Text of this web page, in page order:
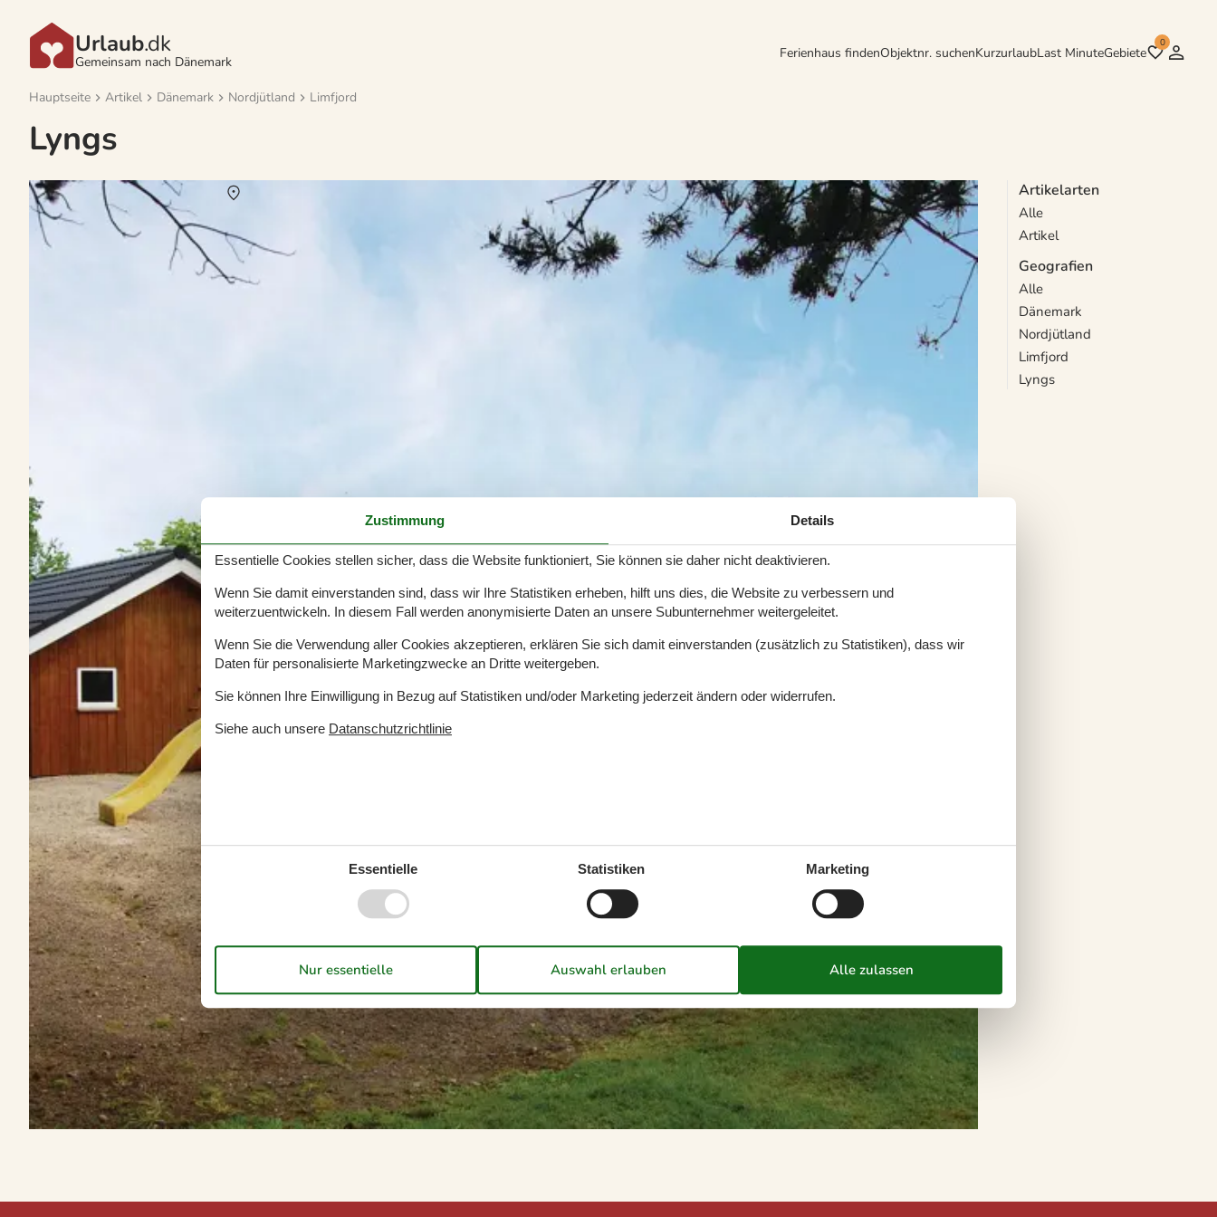
Urlaub.dk
Gemeinsam nach Dänemark
Ferienhaus findenObjektnr. suchenKurzurlaubLast MinuteGebiete
0
Hauptseite Artikel Dänemark Nordjütland Limfjord
Lyngs
Vermietung von Ferienhäuser Lyngs
Auf der Landzunge Thyholm im Limfjord präsentiert sich Lyngs als familienfreundlicher Urlaubsort. Von Wasser umgeben präsentiert sich die Halbinsel Thyholm als
perfektes Reiseziel für Naturliebhaber. Eine wildromantische Küste und herrliche Naturlandschaften laden zu Outdooraktivitäten ein.
Artikelarten
Alle
Artikel
Geografien
Alle
Dänemark
Nordjütland
Limfjord
Lyngs
Zustimmung Details
Essentielle Cookies stellen sicher, dass die Website funktioniert, Sie können sie daher nicht deaktivieren.
Wenn Sie damit einverstanden sind, dass wir Ihre Statistiken erheben, hilft uns dies, die Website zu verbessern und
weiterzuentwickeln. In diesem Fall werden anonymisierte Daten an unsere Subunternehmer weitergeleitet.
Wenn Sie die Verwendung aller Cookies akzeptieren, erklären Sie sich damit einverstanden (zusätzlich zu Statistiken), dass wir
Daten für personalisierte Marketingzwecke an Dritte weitergeben.
Sie können Ihre Einwilligung in Bezug auf Statistiken und/oder Marketing jederzeit ändern oder widerrufen.
Siehe auch unsere Datanschutzrichtlinie
Essentielle Statistiken Marketing